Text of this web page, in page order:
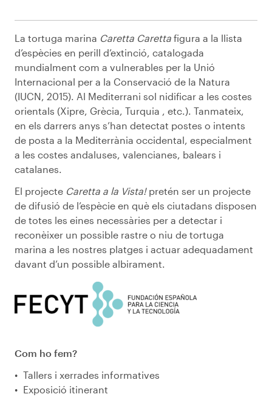
La tortuga marina Caretta Caretta figura a la llista
d’espècies en perill d’extinció, catalogada
mundialment com a vulnerables per la Unió
Internacional per a la Conservació de la Natura
(IUCN, 2015). Al Mediterrani sol nidificar a les costes
orientals (Xipre, Grècia, Turquia , etc.). Tanmateix,
en els darrers anys s’han detectat postes o intents
de posta a la Mediterrània occidental, especialment
a les costes andaluses, valencianes, balears i
catalanes.
El projecte Caretta a la Vista!pretén ser un projecte
de difusió de l’espècie en què els ciutadans disposen
de totes les eines necessàries per a detectar i
reconèixer un possible rastre o niu de tortuga
marina a les nostres platges i actuar adequadament
davant d’un possible albirament.
Com ho fem?
Tallers i xerrades informatives
Exposició itinerant